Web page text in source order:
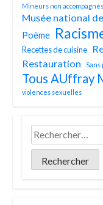
Mineurs non accompagnés
Musée national
Poème
Recettes de cuisine
Restauration Sans
Tous AUffray
violences sexuelles